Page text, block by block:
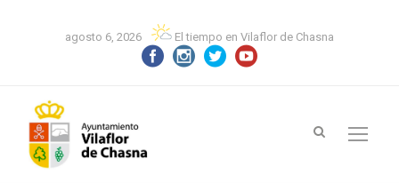
agosto 6, 2026 El tiempo en Vilaflor de Chasna